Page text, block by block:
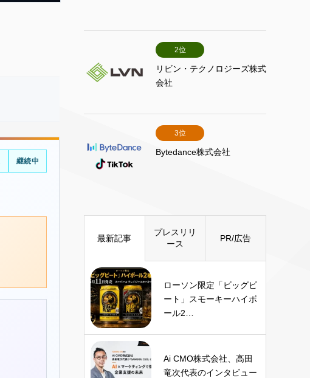
継続中
2位
リビン・テクノロジーズ株式
会社
3位
Bytedance株式会社
最新記事
プレスリリ
ース
PR/広告
ローソン限定「ビッグピ
ート」スモーキーハイボ
ール2…
Ai CMO株式会社、高田
竜次代表のインタビュー